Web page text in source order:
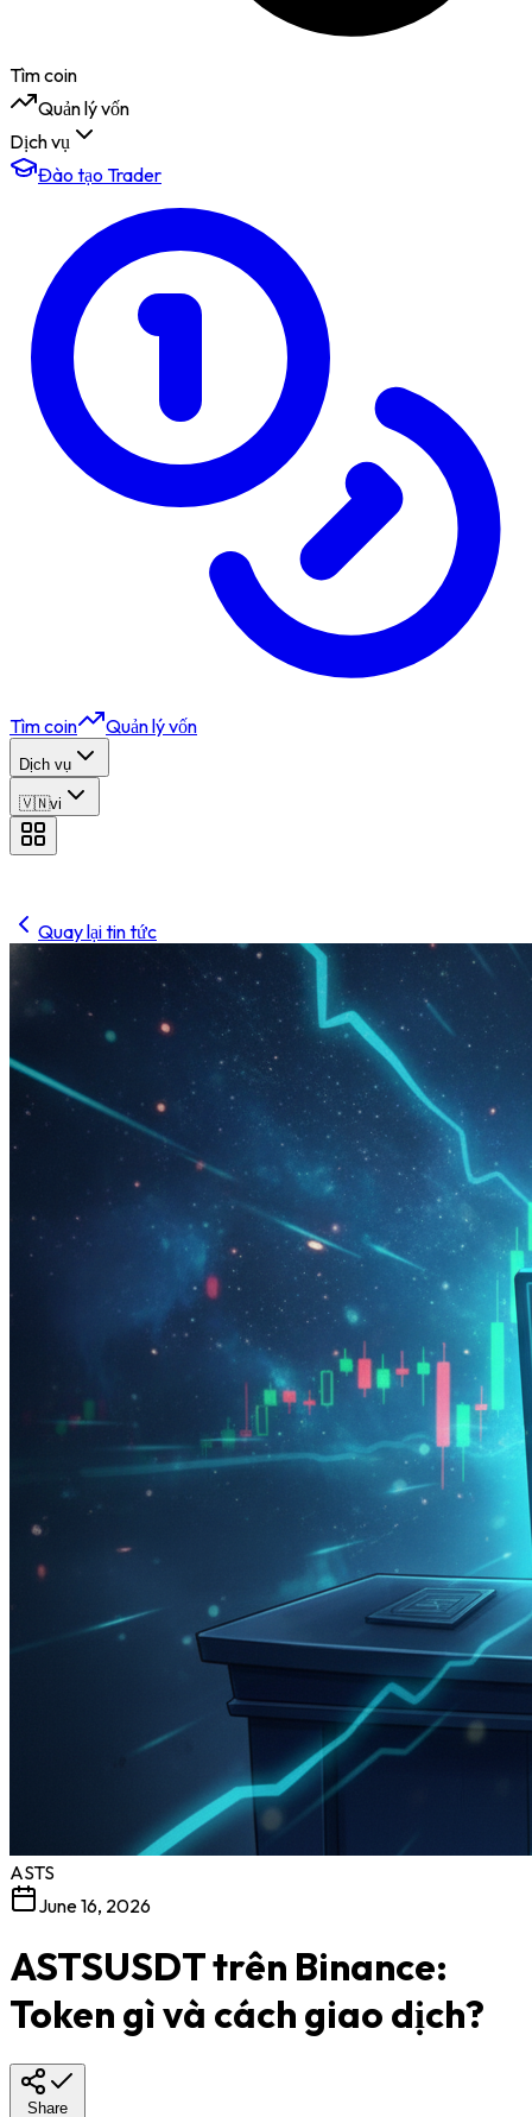
Tìm coin
Quản lý vốn
Dịch vụ
Đào tạo Trader
Tìm coin Quản lý vốn
Dịch vụ
🇻🇳vi
Quay lại tin tức
ASTS
June 16, 2026
ASTSUSDT trên Binance:
Token gì và cách giao dịch?
Share